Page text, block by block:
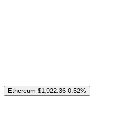
Ethereum $1,922.36 0.52%